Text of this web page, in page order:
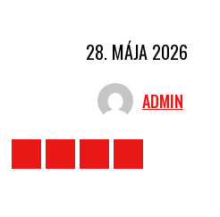
28. MÁJA 2026
ADMIN